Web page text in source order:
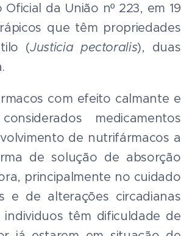
da União nº 223, em 19
que têm propriedades
(Justicia pectoralis), duas
com efeito calmante e
medicamentos
de nutrifármacos a
de solução de absorção
principalmente no cuidado
e de alterações circadianas
têm dificuldade de